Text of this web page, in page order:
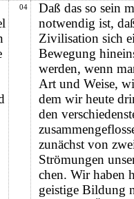
04
Daß das so sein
notwendig ist,
Zivilisation sich
Bewegung
werden, wenn
Art und Weise,
dem wir heute
den
zunächst von
Strömungen
chen. Wir haben
geistige Bildung